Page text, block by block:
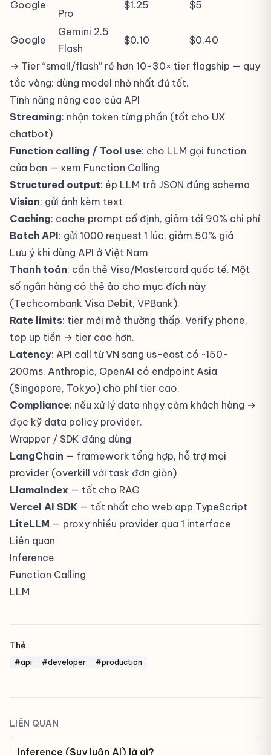
Google
Pro
$1.25 $5
Google
Gemini 2.5
Flash
$0.10 $0.40
→ Tier “small/flash” rẻ hơn 10-30× tier flagship — quy
tắc vàng: dùng model nhỏ nhất đủ tốt.
Tính năng nâng cao của API
Streaming: nhận token từng phần (tốt cho UX
chatbot)
Function calling / Tool use: cho LLM gọi function
của bạn — xem Function Calling
Structured output: ép LLM trả JSON đúng schema
Vision: gửi ảnh kèm text
Caching: cache prompt cố định, giảm tới 90% chi phí
Batch API: gửi 1000 request 1 lúc, giảm 50% giá
Lưu ý khi dùng API ở Việt Nam
Thanh toán: cần thẻ Visa/Mastercard quốc tế. Một
số ngân hàng có thẻ ảo cho mục đích này
(Techcombank Visa Debit, VPBank).
Rate limits: tier mới mở thường thấp. Verify phone,
top up tiền → tier cao hơn.
Latency: API call từ VN sang us-east có ~150-
200ms. Anthropic, OpenAI có endpoint Asia
(Singapore, Tokyo) cho phí tier cao.
Compliance: nếu xử lý data nhạy cảm khách hàng →
đọc kỹ data policy provider.
Wrapper / SDK đáng dùng
LangChain — framework tổng hợp, hỗ trợ mọi
provider (overkill với task đơn giản)
LlamaIndex — tốt cho RAG
Vercel AI SDK — tốt nhất cho web app TypeScript
LiteLLM — proxy nhiều provider qua 1 interface
Liên quan
Inference
Function Calling
LLM
Thẻ
#api #developer #production
LIÊN QUAN
Inference (Suy luận AI) là gì?